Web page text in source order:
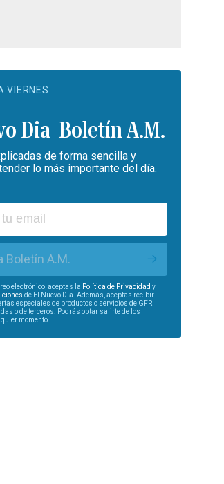
VIERNES
Boletín A.M.
de forma sencilla y
lo más importante del día.
Boletín A.M.
electrónico, aceptas la Política de Privacidad y
de El Nuevo Día. Además, aceptas recibir
especiales de productos o servicios de GFR
o de terceros. Podrás optar salirte de los
momento.